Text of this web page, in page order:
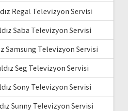
Regal Televizyon Servisi
Saba Televizyon Servisi
Samsung Televizyon Servisi
Seg Televizyon Servisi
Sony Televizyon Servisi
Sunny Televizyon Servisi